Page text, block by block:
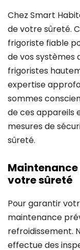
Chez Smart
de votre sûreté.
frigoriste fiable
de vos systèmes
frigoristes
expertise
sommes
de ces appareils
mesures de
sûreté.
votre sûreté
Pour garantir
maintenance
refroidissement.
effectue des